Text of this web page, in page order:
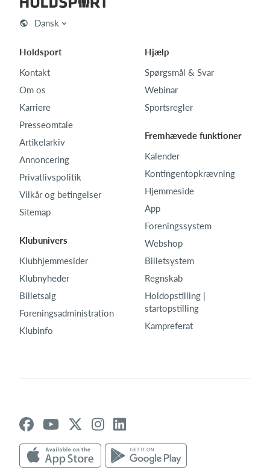
Dansk
Holdsport
Kontakt
Om os
Karriere
Presseomtale
Artikelarkiv
Annoncering
Privatlivspolitik
Vilkår og betingelser
Sitemap
Klubunivers
Klubhjemmesider
Klubnyheder
Billetsalg
Foreningsadministration
Klubinfo
Hjælp
Spørgsmål & Svar
Webinar
Sportsregler
Fremhævede funktioner
Kalender
Kontingentopkrævning
Hjemmeside
App
Foreningssystem
Webshop
Billetsystem
Regnskab
Holdopstilling |
startopstilling
Kampreferat